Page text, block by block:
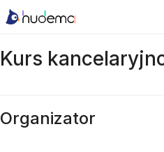
Kurs
Organizator